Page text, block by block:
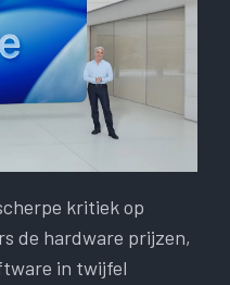
kritiek op
de hardware prijzen,
in twijfel